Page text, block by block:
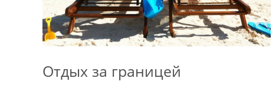
Отдых за границей